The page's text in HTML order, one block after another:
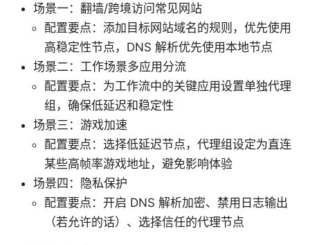
场景一：翻墙/跨境访问常见网站
配置要点：添加目标网站域名的规则，优先使用
高稳定性节点，DNS 解析优先使用本地节点
场景二：工作场景多应用分流
配置要点：为工作流中的关键应用设置单独代理
组，确保低延迟和稳定性
场景三：游戏加速
配置要点：选择低延迟节点，代理组设定为直连
某些高帧率游戏地址，避免影响体验
场景四：隐私保护
配置要点：开启 DNS 解析加密、禁用日志输出
（若允许的话）、选择信任的代理节点